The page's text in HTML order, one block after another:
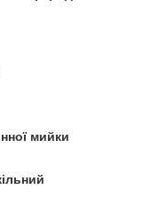
мийки